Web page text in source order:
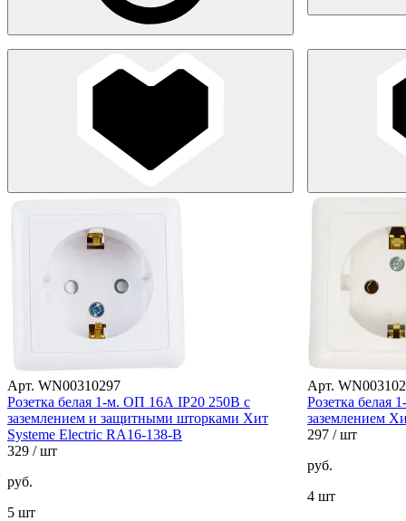
Арт. WN00310297
Розетка белая 1-м. ОП 16А IP20 250В с
заземлением и защитными шторками Хит
Systeme Electric RA16-138-B
329 / шт
руб.
5 шт
Арт.
Розетка белая
заземлением
297 / шт
руб.
4 шт